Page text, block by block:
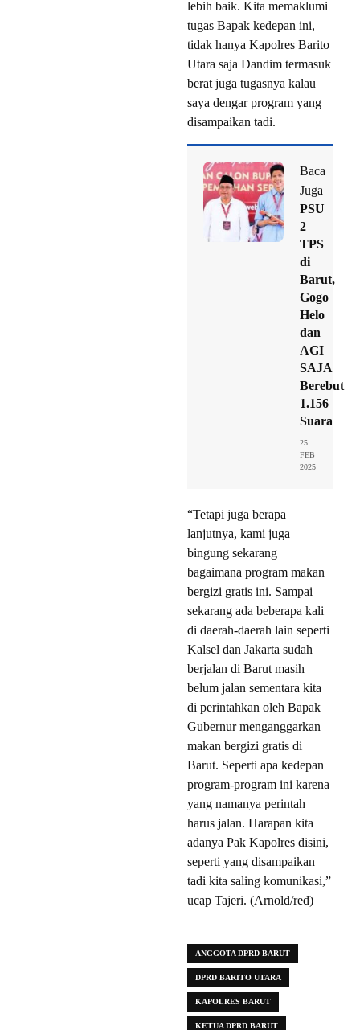
lebih baik. Kita memaklumi
tugas Bapak kedepan ini,
tidak hanya Kapolres Barito
Utara saja Dandim termasuk
berat juga tugasnya kalau
saya dengar program yang
disampaikan tadi.
Baca
Juga
PSU
2
TPS
di
Barut,
Gogo
Helo
dan
AGI
SAJA
Berebut
1.156
Suara
25
FEB
2025
“Tetapi juga berapa
lanjutnya, kami juga
bingung sekarang
bagaimana program makan
bergizi gratis ini. Sampai
sekarang ada beberapa kali
di daerah-daerah lain seperti
Kalsel dan Jakarta sudah
berjalan di Barut masih
belum jalan sementara kita
di perintahkan oleh Bapak
Gubernur menganggarkan
makan bergizi gratis di
Barut. Seperti apa kedepan
program-program ini karena
yang namanya perintah
harus jalan. Harapan kita
adanya Pak Kapolres disini,
seperti yang disampaikan
tadi kita saling komunikasi,”
ucap Tajeri. (Arnold/red)
ANGGOTA DPRD BARUT
DPRD BARITO UTARA
KAPOLRES BARUT
KETUA DPRD BARUT